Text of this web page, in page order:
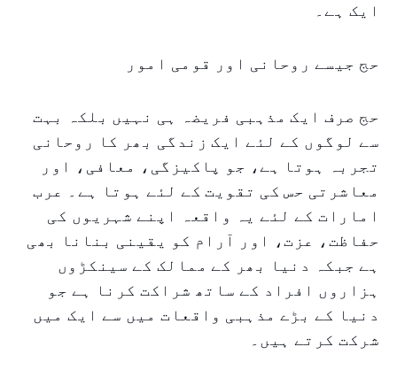
ایک ہے۔
حج جیسے روحانی اور قومی امور
حج صرف ایک مذہبی فریضہ ہی نہیں بلکہ بہت
سے لوگوں کے لئے ایک زندگی بھر کا روحانی
تجربہ ہوتا ہے، جو پاکیزگی، معافی، اور
معاشرتی حس کی تقویت کے لئے ہوتا ہے۔ عرب
امارات کے لئے یہ واقعہ اپنے شہریوں کی
حفاظت، عزت، اور آرام کو یقینی بنانا بھی
ہے جبکہ دنیا بھر کے ممالک کے سینکڑوں
ہزاروں افراد کے ساتھ شراکت کرنا ہے جو
دنیا کے بڑے مذہبی واقعات میں سے ایک میں
شرکت کرتے ہیں۔